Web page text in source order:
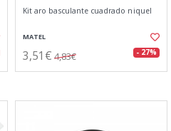
Kit aro basculante cuadrado niquel
MATEL
3,51€ 4,83€ - 27%